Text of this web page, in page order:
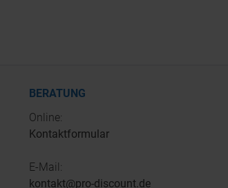
BERATUNG
Online:
Kontaktformular
E-Mail:
kontakt@pro-discount.de